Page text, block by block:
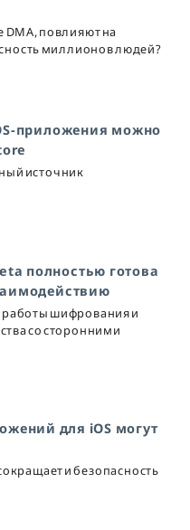
повлияют на
миллионов людей?
приложения можно
источник
полностью готова
шифрования и
со сторонними
для iOS могут
и безопасность